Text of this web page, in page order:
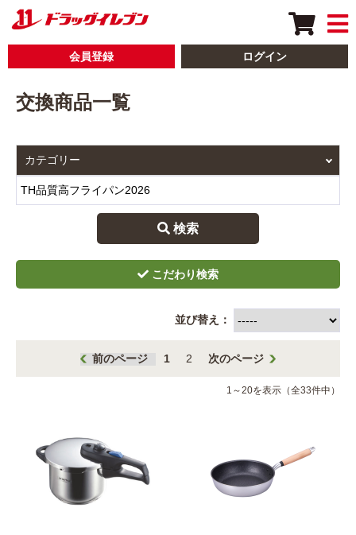
会員登録 ログイン
交換商品一覧
 検索
並び替え：
前のページ 1 2 次のページ
1～20を表示（全33件中）